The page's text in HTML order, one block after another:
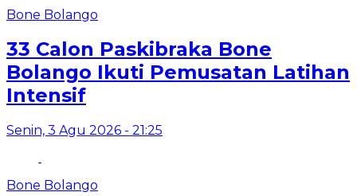
Bone Bolango
33 Calon Paskibraka Bone
Bolango Ikuti Pemusatan Latihan
Intensif
Senin, 3 Agu 2026 - 21:25
Bone Bolango